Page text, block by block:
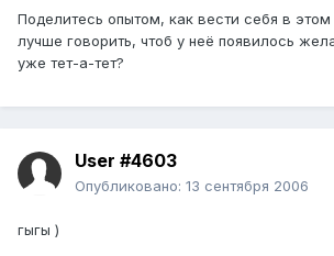
Поделитесь опытом, как вести себя в
лучше говорить, чтоб у неё появилось
уже тет-а-тет?
User #4603
Опубликовано: 13 сентября 2006
гыгы )